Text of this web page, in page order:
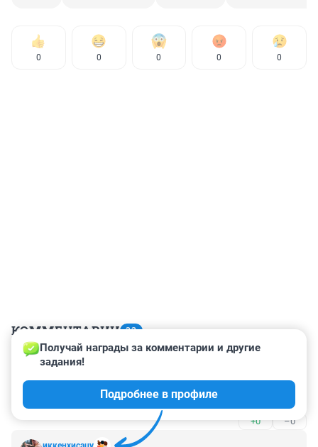
0 0 0 0 0
КОММЕНТАРИИ 33
Гость
+0 –0
Получай награды за комментарии и другие
задания!
Подробнее в профиле